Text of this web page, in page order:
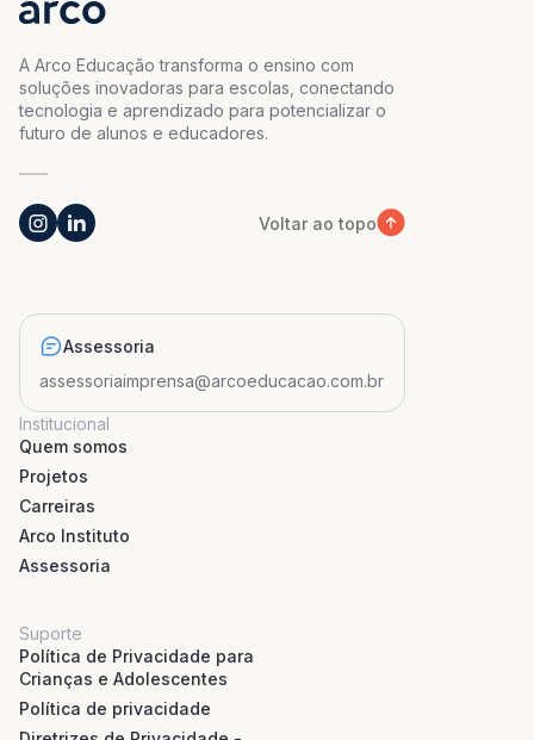
A Arco Educação transforma o ensino com
soluções inovadoras para escolas, conectando
tecnologia e aprendizado para potencializar o
futuro de alunos e educadores.
Voltar ao topo
Assessoria
assessoriaimprensa@arcoeducacao.com.br
Institucional
Quem somos
Projetos
Carreiras
Arco Instituto
Assessoria
Suporte
Política de Privacidade para
Crianças e Adolescentes
Política de privacidade